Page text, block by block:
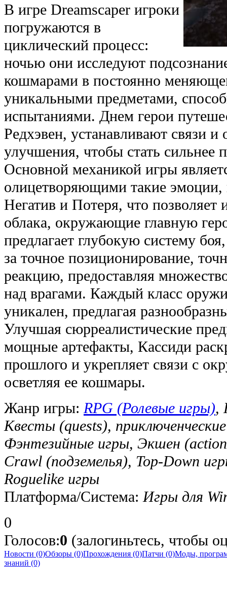
В игре Dreamscaper игроки
погружаются в
циклический процесс:
ночью они исследуют
кошмарами в постоянно
уникальными предметами,
испытаниями. Днем герои
Редхэвен, устанавливают связи
улучшения, чтобы стать сильнее
Основной механикой игры
олицетворяющими такие
Негатив и Потеря, что
облака, окружающие главную
предлагает глубокую систему
за точное позиционирование,
реакцию, предоставляя
над врагами. Каждый класс
уникален, предлагая
Улучшая сюрреалистические
мощные артефакты, Кассиди
прошлого и укрепляет связи с
осветляя ее кошмары.
Жанр игры: RPG (Ролевые игры),
Квесты (quests),
Фэнтезийные игры, Экшен
Crawl (подземелья), Top-Down
Roguelike игры
Платформа/Система:Игры для
0
Голосов:0 (залогиньтесь, чтобы
Новости (0)Обзоры (0)Прохождения (0)Патчи (0)Моды,
знаний (0)